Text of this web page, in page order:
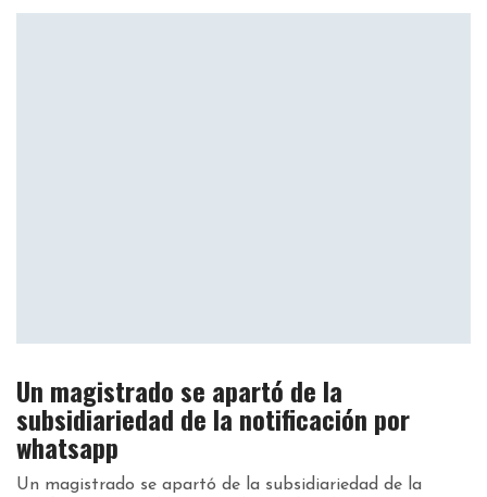
Un magistrado se apartó de la
subsidiariedad de la notificación por
whatsapp
Un magistrado se apartó de la subsidiariedad de la